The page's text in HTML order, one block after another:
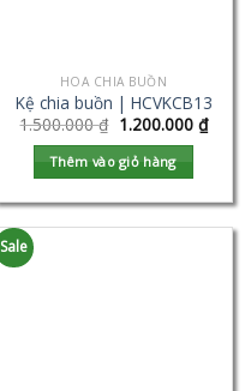
HOA CHIA BUỒN
Kệ chia buồn | HCVKCB13
1.500.000₫ 1.200.000 ₫
Thêm vào giỏ hàng
Sale